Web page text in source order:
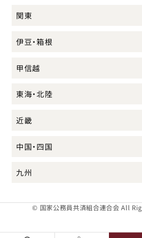
関東
伊豆・箱根
甲信越
東海・北陸
近畿
中国・四国
九州
© 国家公務員共済組合連合会 All